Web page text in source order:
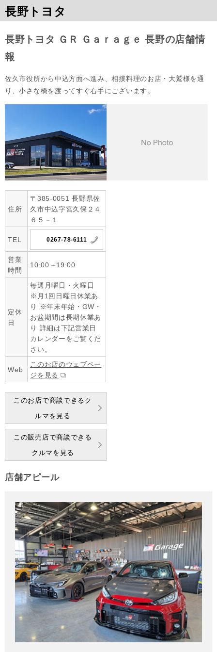
長野トヨタ
長野トヨタ ＧＲ Ｇａｒａｇｅ 長野の店舗情
報
佐久市役所から中込方面へ進み、相撲料理のお店・大鷲様を通
り、小さな橋を渡ってすぐ右手にございます。
住所
〒385-0051 長野県佐
久市中込字宮久保２４
６５－１
TEL 0267-78-6111
営業
時間
10:00～19:00
定休
日
毎週月曜日・火曜日
※月1回日曜日休業あ
り ※年末年始・GW・
お盆期間は長期休業あ
り 詳細は下記営業日
カレンダーをご覧くだ
さい。
Web
このお店のウェブペー
ジを見る
このお店で商談できるク
ルマを見る
この販売店で商談できる
クルマを見る
店舗アピール